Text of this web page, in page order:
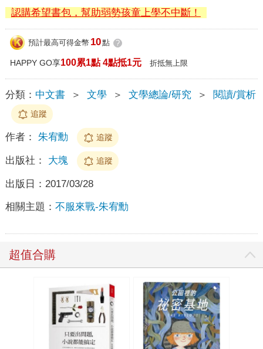
認購希望書包，幫助弱勢孩童上學不中斷！
預計最高可得金幣 10點 ?
HAPPY GO享100累1點 4點抵1元 折抵無上限
分類： 中文書 ＞ 文學 ＞ 文學總論/研究 ＞ 閱讀/賞析
追蹤
作者： 朱宥勳 追蹤
出版社： 大塊 追蹤
出版日： 2017/03/28
相關主題： 不服來戰-朱宥勳
超值合購